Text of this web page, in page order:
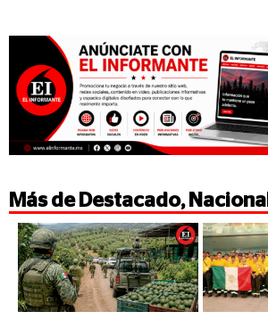
Más de Destacado, Nacional